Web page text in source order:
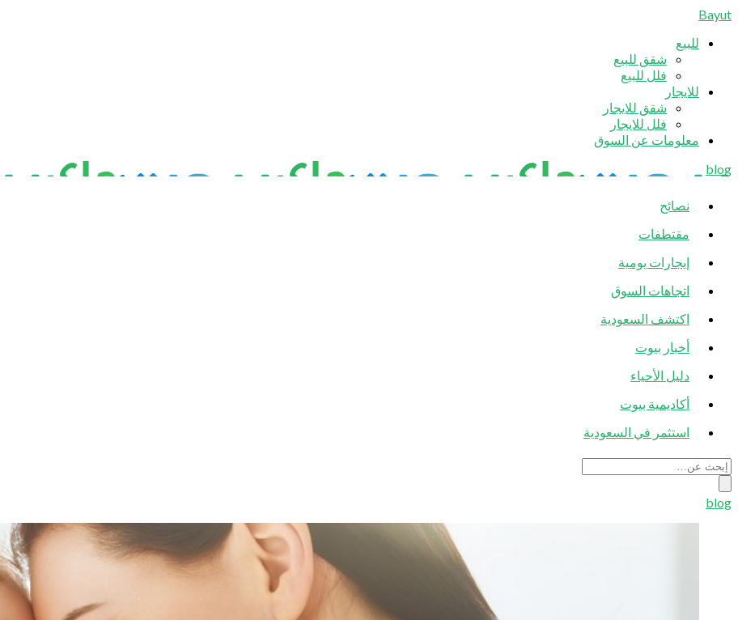
Bayut
للبيع
شقق للبيع
فلل للبيع
للايجار
شقق للايجار
فلل للايجار
معلومات عن السوق
blog
نصائح
مقتطفات
إيجارات يومية
اتجاهات السوق
اكتشف السعودية
أخبار بيوت
دليل الأحياء
أكاديمية بيوت
استثمر في السعودية
blog